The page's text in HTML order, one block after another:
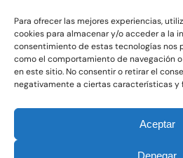
Para ofrecer las mejores experiencias,
cookies para almacenar y/o acceder a la
consentimiento de estas tecnologías nos
como el comportamiento de navegación
en este sitio. No consentir o retirar el
negativamente a ciertas características y
Aceptar
Denegar
Telf: 947 266 142
Fax: 947 273 797
oap@faeburgos.org